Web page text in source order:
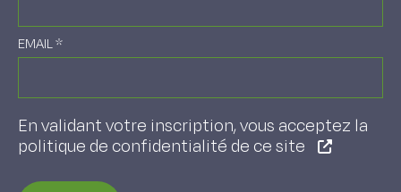
EMAIL*
En validant votre inscription, vous acceptez la
politique de confidentialité de ce site